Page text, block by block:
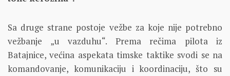
Sa druge strane postoje vežbe za koje nije potrebno
vežbanje „u vazduhu“. Prema rečima pilota iz
Batajnice, većina aspekata timske taktike svodi se na
komandovanje, komunikaciju i koordinaciju, što su